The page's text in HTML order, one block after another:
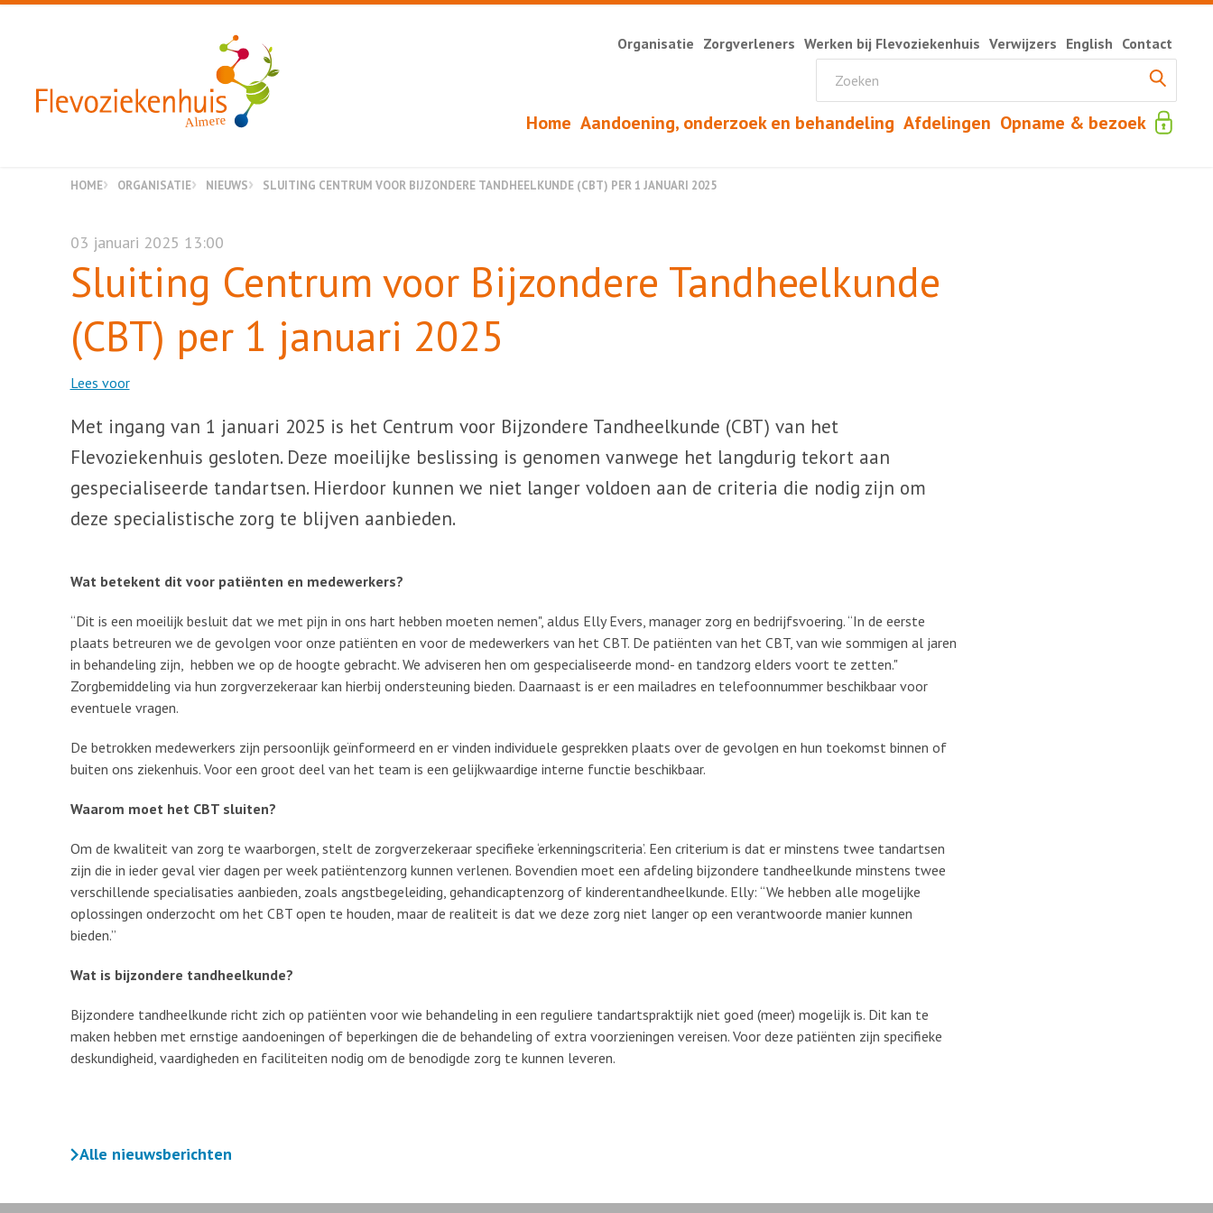
Almere Home Aandoening, onderzoek en behandeling Afdelingen Opname & bezoek
Organisatie Zorgverleners Werken bij Flevoziekenhuis Verwijzers English Contact
HOME ORGANISATIE NIEUWS SLUITING CENTRUM VOOR BIJZONDERE TANDHEELKUNDE (CBT) PER 1 JANUARI 2025
03 januari 2025 13:00
Sluiting Centrum voor Bijzondere Tandheelkunde
(CBT) per 1 januari 2025
Lees voor
Met ingang van 1 januari 2025 is het Centrum voor Bijzondere Tandheelkunde (CBT) van het
Flevoziekenhuis gesloten. Deze moeilijke beslissing is genomen vanwege het langdurig tekort aan
gespecialiseerde tandartsen. Hierdoor kunnen we niet langer voldoen aan de criteria die nodig zijn om
deze specialistische zorg te blijven aanbieden.
Wat betekent dit voor patiënten en medewerkers?
“Dit is een moeilijk besluit dat we met pijn in ons hart hebben moeten nemen", aldus Elly Evers, manager zorg en bedrijfsvoering. “In de eerste
plaats betreuren we de gevolgen voor onze patiënten en voor de medewerkers van het CBT. De patiënten van het CBT, van wie sommigen al jaren
in behandeling zijn, hebben we op de hoogte gebracht. We adviseren hen om gespecialiseerde mond- en tandzorg elders voort te zetten."
Zorgbemiddeling via hun zorgverzekeraar kan hierbij ondersteuning bieden. Daarnaast is er een mailadres en telefoonnummer beschikbaar voor
eventuele vragen.
De betrokken medewerkers zijn persoonlijk geïnformeerd en er vinden individuele gesprekken plaats over de gevolgen en hun toekomst binnen of
buiten ons ziekenhuis. Voor een groot deel van het team is een gelijkwaardige interne functie beschikbaar.
Waarom moet het CBT sluiten?
Om de kwaliteit van zorg te waarborgen, stelt de zorgverzekeraar specifieke ‘erkenningscriteria’. Een criterium is dat er minstens twee tandartsen
zijn die in ieder geval vier dagen per week patiëntenzorg kunnen verlenen. Bovendien moet een afdeling bijzondere tandheelkunde minstens twee
verschillende specialisaties aanbieden, zoals angstbegeleiding, gehandicaptenzorg of kinderentandheelkunde. Elly: “We hebben alle mogelijke
oplossingen onderzocht om het CBT open te houden, maar de realiteit is dat we deze zorg niet langer op een verantwoorde manier kunnen
bieden.”
Wat is bijzondere tandheelkunde?
Bijzondere tandheelkunde richt zich op patiënten voor wie behandeling in een reguliere tandartspraktijk niet goed (meer) mogelijk is. Dit kan te
maken hebben met ernstige aandoeningen of beperkingen die de behandeling of extra voorzieningen vereisen. Voor deze patiënten zijn specifieke
deskundigheid, vaardigheden en faciliteiten nodig om de benodigde zorg te kunnen leveren.
Alle nieuwsberichten